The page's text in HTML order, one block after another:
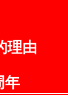
理由
年